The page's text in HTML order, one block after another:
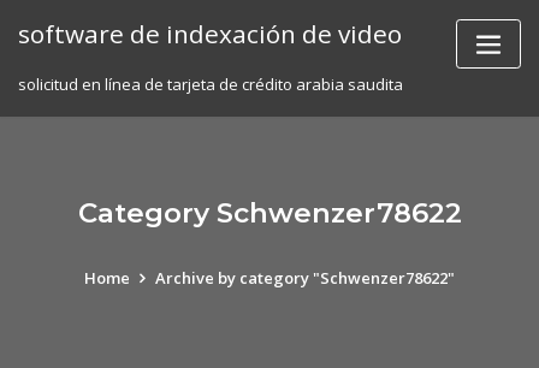
software de indexación de video
solicitud en línea de tarjeta de crédito arabia saudita
Category Schwenzer78622
Home Archive by category "Schwenzer78622"